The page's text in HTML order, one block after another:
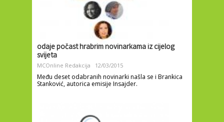
odaje počast hrabrim novinarkama iz cijelog
svijeta
MCOnline Redakcija 12/03/2015
Među deset odabranih novinarki našla se i Brankica
Stanković, autorica emisije Insajder.